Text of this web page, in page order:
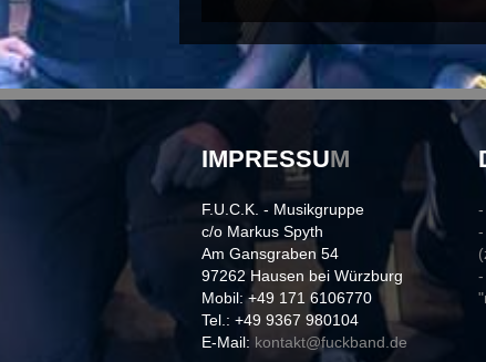
IMPRESSUM
F.U.C.K. - Musikgruppe
c/o Markus Spyth
Am Gansgraben 54
97262 Hausen bei Würzburg
Mobil: +49 171 6106770
Tel.: +49 9367 980104
E-Mail: kontakt@fuckband.de
-
-